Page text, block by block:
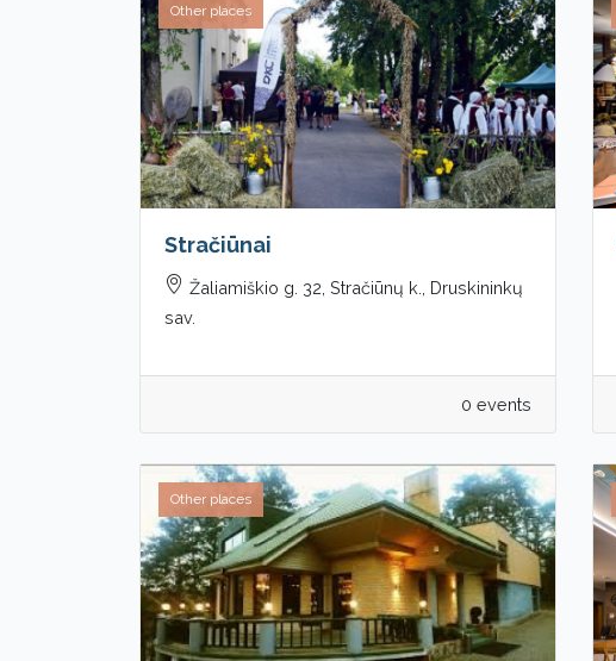
Other places
Stračiūnai
Žaliamiškio g. 32, Stračiūnų k., Druskininkų
sav.
0 events
Other places